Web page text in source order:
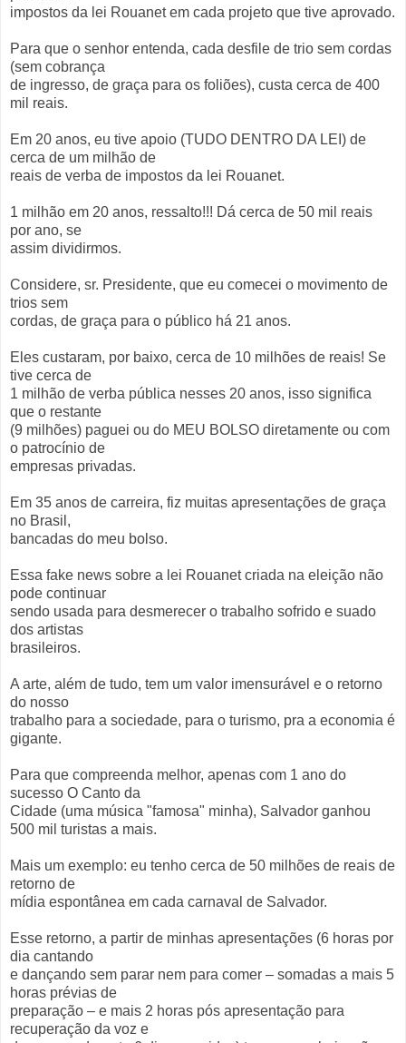
impostos da lei Rouanet em cada projeto que tive aprovado.
Para que o senhor entenda, cada desfile de trio sem cordas
(sem cobrança
de ingresso, de graça para os foliões), custa cerca de 400
mil reais.
Em 20 anos, eu tive apoio (TUDO DENTRO DA LEI) de
cerca de um milhão de
reais de verba de impostos da lei Rouanet.
1 milhão em 20 anos, ressalto!!! Dá cerca de 50 mil reais
por ano, se
assim dividirmos.
Considere, sr. Presidente, que eu comecei o movimento de
trios sem
cordas, de graça para o público há 21 anos.
Eles custaram, por baixo, cerca de 10 milhões de reais! Se
tive cerca de
1 milhão de verba pública nesses 20 anos, isso significa
que o restante
(9 milhões) paguei ou do MEU BOLSO diretamente ou com
o patrocínio de
empresas privadas.
Em 35 anos de carreira, fiz muitas apresentações de graça
no Brasil,
bancadas do meu bolso.
Essa fake news sobre a lei Rouanet criada na eleição não
pode continuar
sendo usada para desmerecer o trabalho sofrido e suado
dos artistas
brasileiros.
A arte, além de tudo, tem um valor imensurável e o retorno
do nosso
trabalho para a sociedade, para o turismo, pra a economia é
gigante.
Para que compreenda melhor, apenas com 1 ano do
sucesso O Canto da
Cidade (uma música "famosa" minha), Salvador ganhou
500 mil turistas a mais.
Mais um exemplo: eu tenho cerca de 50 milhões de reais de
retorno de
mídia espontânea em cada carnaval de Salvador.
Esse retorno, a partir de minhas apresentações (6 horas por
dia cantando
e dançando sem parar nem para comer – somadas a mais 5
horas prévias de
preparação – e mais 2 horas pós apresentação para
recuperação da voz e